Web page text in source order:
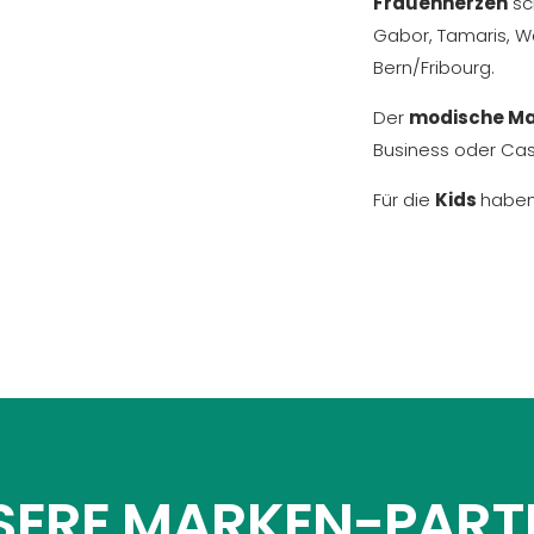
Gabor, Tamaris,
Bern/Fribourg.
Der modische
Business oder
Für die Kids